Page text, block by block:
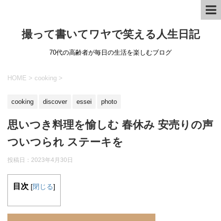
撮って書いてワヤで笑える人生日記
70代の高齢者が毎日の生活を楽しむブログ
HOME > cooking >
cooking discover essei photo
思いつき料理を愉しむ 春休み 安売りの声
ついつられ ステーキを
投稿日： 2023年4月30日
目次 [閉じる]